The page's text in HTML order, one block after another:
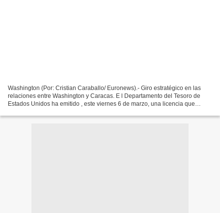
Washington (Por: Cristian Caraballo/ Euronews).- Giro estratégico en las
relaciones entre Washington y Caracas. E l Departamento del Tesoro de
Estados Unidos ha emitido , este viernes 6 de marzo, una licencia que